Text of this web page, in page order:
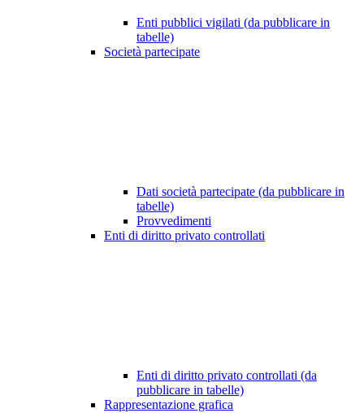
Enti pubblici vigilati (da pubblicare in
tabelle)
Società partecipate
Dati società partecipate (da pubblicare in
tabelle)
Provvedimenti
Enti di diritto privato controllati
Enti di diritto privato controllati (da
pubblicare in tabelle)
Rappresentazione grafica